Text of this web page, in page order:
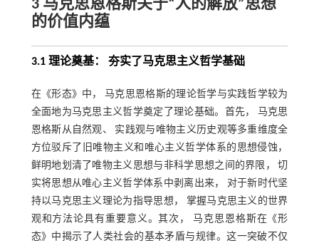
3 马克思恩格斯关于“人的解放”思想
的价值内蕴
3.1 理论奠基： 夯实了马克思主义哲学基础
在《形态》中， 马克思恩格斯的理论哲学与实践哲学较为
全面地为马克思主义哲学奠定了理论基础。首先， 马克思
恩格斯从自然观、 实践观与唯物主义历史观等多重维度全
方位驳斥了旧唯物主义和唯心主义哲学体系的思想侵蚀，
鲜明地划清了唯物主义思想与非科学思想之间的界限， 切
实将思想从唯心主义哲学体系中剥离出来， 对于新时代坚
持以马克思主义理论为指导思想， 掌握马克思主义的世界
观和方法论具有重要意义。其次， 马克思恩格斯在《形
态》中揭示了人类社会的基本矛盾与规律。这一突破不仅